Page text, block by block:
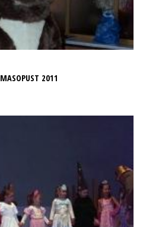
MASOPUST 2011